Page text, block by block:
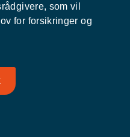
som vil
for forsikringer og